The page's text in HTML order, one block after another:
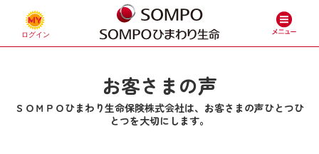
お客さまの声
ＳＯＭＰＯひまわり生命保険株式会社は、お客さまの声ひとつひ
とつを大切にします。